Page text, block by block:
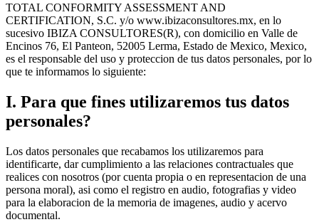
TOTAL CONFORMITY ASSESSMENT AND
CERTIFICATION, S.C. y/o www.ibizaconsultores.mx, en lo
sucesivo IBIZA CONSULTORES(R), con domicilio en Valle de
Encinos 76, El Panteon, 52005 Lerma, Estado de Mexico, Mexico,
es el responsable del uso y proteccion de tus datos personales, por lo
que te informamos lo siguiente:
I. Para que fines utilizaremos tus datos
personales?
Los datos personales que recabamos los utilizaremos para
identificarte, dar cumplimiento a las relaciones contractuales que
realices con nosotros (por cuenta propia o en representacion de una
persona moral), asi como el registro en audio, fotografias y video
para la elaboracion de la memoria de imagenes, audio y acervo
documental.